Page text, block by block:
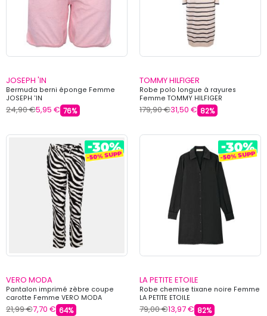
JOSEPH 'IN
Bermuda berni éponge Femme
JOSEPH 'IN
24,90 €5,95 € 76%
TOMMY HILFIGER
Robe polo longue à rayures
Femme TOMMY HILFIGER
179,90 €31,50 € 82%
VERO MODA
Pantalon imprimé zèbre coupe
carotte Femme VERO MODA
21,99 €7,70 € 64%
LA PETITE ETOILE
Robe chemise tixane noire Femme
LA PETITE ETOILE
79,00 €13,97 € 82%